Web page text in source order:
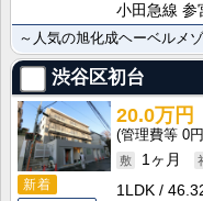
小田急線 参
～人気の旭化成ヘーベルメ
渋谷区初台
新着
20.0万円
0円
1ヶ月
1LDK